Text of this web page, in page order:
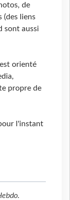
de
(des liens
sont aussi
orienté
propre de
l'instant
.